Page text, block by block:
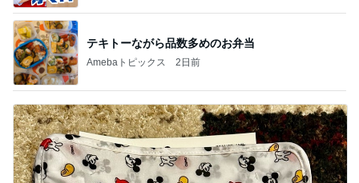
テキトーながら品数多めのお弁当
Amebaトピックス 2日前